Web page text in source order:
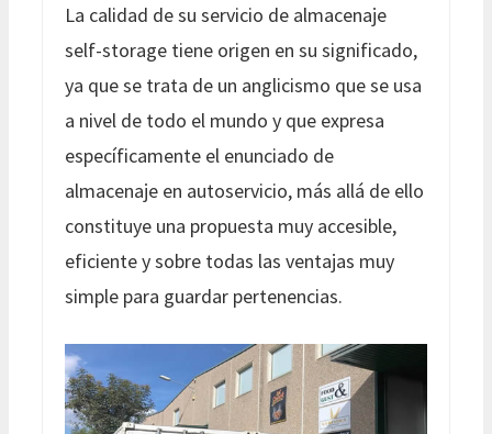
La calidad de su servicio de almacenaje
self-storage tiene origen en su significado,
ya que se trata de un anglicismo que se usa
a nivel de todo el mundo y que expresa
específicamente el enunciado de
almacenaje en autoservicio, más allá de ello
constituye una propuesta muy accesible,
eficiente y sobre todas las ventajas muy
simple para guardar pertenencias.